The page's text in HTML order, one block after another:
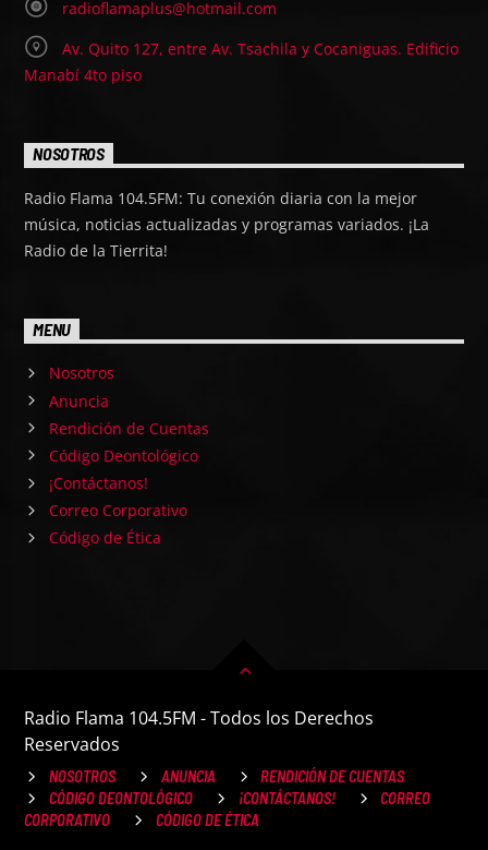
radioflamaplus@hotmail.com
Av. Quito 127, entre Av. Tsachila y Cocaniguas. Edificio
Manabí 4to piso
NOSOTROS
Radio Flama 104.5FM: Tu conexión diaria con la mejor
música, noticias actualizadas y programas variados. ¡La
Radio de la Tierrita!
MENU
Nosotros
Anuncia
Rendición de Cuentas
Código Deontológico
¡Contáctanos!
Correo Corporativo
Código de Ética
Radio Flama 104.5FM - Todos los Derechos
Reservados
NOSOTROS ANUNCIA
RENDICIÓN DE CUENTAS
CÓDIGO DEONTOLÓGICO
¡CONTÁCTANOS!
CORREO
CORPORATIVO
CÓDIGO DE ÉTICA